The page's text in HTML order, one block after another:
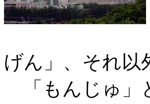
げん」、それ以
「もんじゅ」